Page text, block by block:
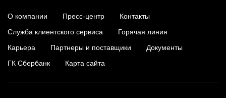
О компании Пресс-центр
Контакты
Служба клиентского сервиса
Горячая линия
Карьера
Партнеры и поставщики
Документы
ГК Сбербанк
Карта сайта